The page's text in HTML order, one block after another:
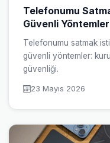
Telefonumu
Güvenli Yöntemler
Telefonumu satmak
güvenli yöntemler:
güvenliği.
23 Mayıs 2026